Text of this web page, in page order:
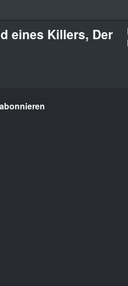
eines Killers, Der